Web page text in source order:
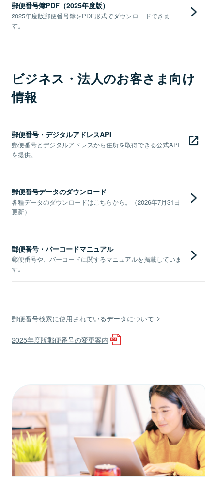
郵便番号簿PDF（2025年度版）
2025年度版郵便番号簿をPDF形式でダウンロードできま
す。
ビジネス・法人のお客さま向け
情報
郵便番号・デジタルアドレスAPI
郵便番号とデジタルアドレスから住所を取得できる公式API
を提供。
郵便番号データのダウンロード
各種データのダウンロードはこちらから。（2026年7月31日
更新）
郵便番号・バーコードマニュアル
郵便番号や、バーコードに関するマニュアルを掲載していま
す。
郵便番号検索に使用されているデータについて
2025年度版郵便番号の変更案内